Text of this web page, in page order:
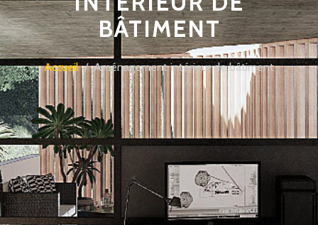
BÂTIMENT
Accueil/ Aménagement intérieur de bâtiment